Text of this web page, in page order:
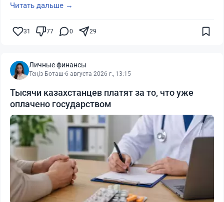
Читать дальше →
31 77 0 29
Личные финансы
Теңіз Боташ·6 августа 2026 г., 13:15
Тысячи казахстанцев платят за то, что уже
оплачено государством